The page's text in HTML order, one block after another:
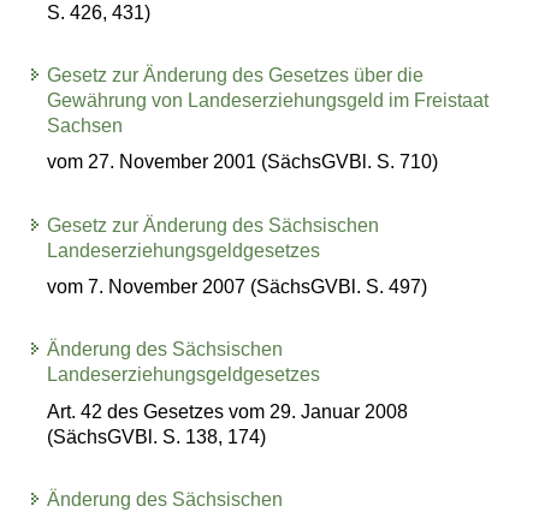
S. 426, 431)
Gesetz zur Änderung des Gesetzes über die
Gewährung von Landeserziehungsgeld im Freistaat
Sachsen
vom 27. November 2001 (SächsGVBl. S. 710)
Gesetz zur Änderung des Sächsischen
Landeserziehungsgeldgesetzes
vom 7. November 2007 (SächsGVBl. S. 497)
Änderung des Sächsischen
Landeserziehungsgeldgesetzes
Art. 42 des Gesetzes vom 29. Januar 2008
(SächsGVBl. S. 138, 174)
Änderung des Sächsischen